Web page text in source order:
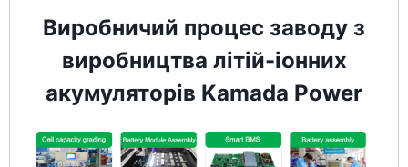
Виробничий процес заводу з
виробництва літій-іонних
акумуляторів Kamada Power